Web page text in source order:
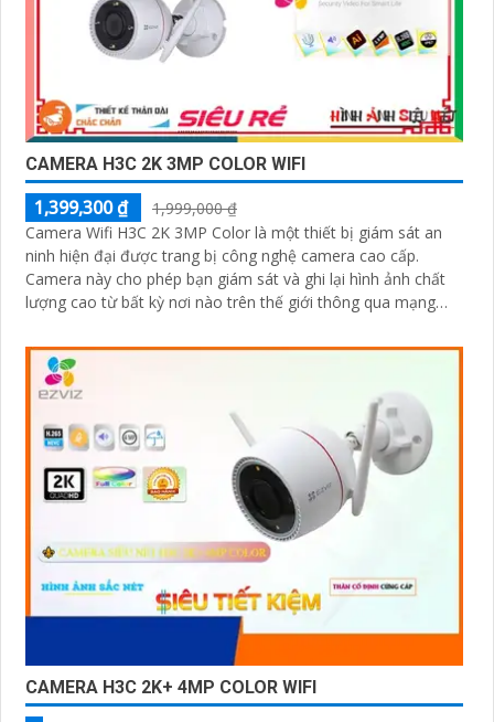
CAMERA H3C 2K 3MP COLOR WIFI
1,399,300 ₫
1,999,000 ₫
Camera Wifi H3C 2K 3MP Color là một thiết bị giám sát an
ninh hiện đại được trang bị công nghệ camera cao cấp.
Camera này cho phép bạn giám sát và ghi lại hình ảnh chất
lượng cao từ bất kỳ nơi nào trên thế giới thông qua mạng
CAMERA H3C 2K+ 4MP COLOR WIFI